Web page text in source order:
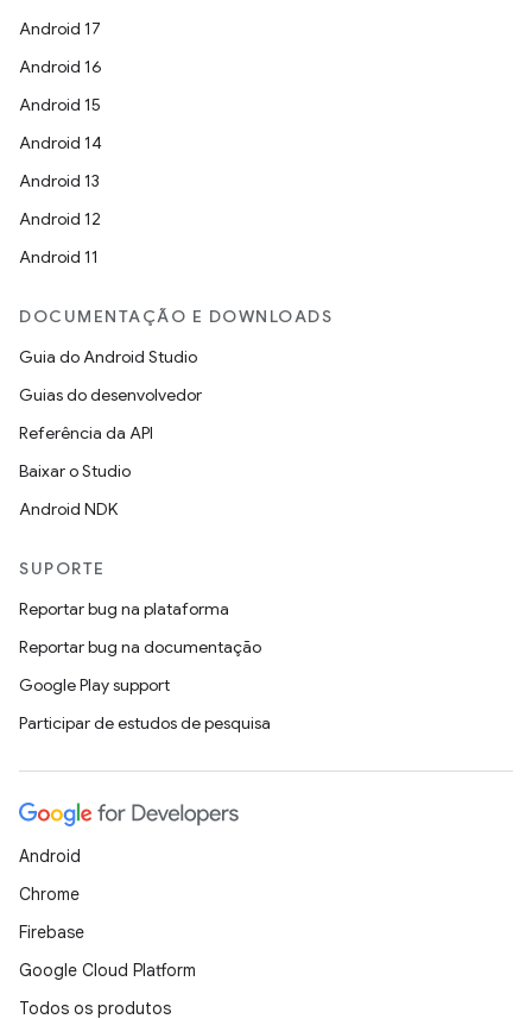
Android 17
Android 16
Android 15
Android 14
Android 13
Android 12
Android 11
DOCUMENTAÇÃO E DOWNLOADS
Guia do Android Studio
Guias do desenvolvedor
Referência da API
Baixar o Studio
Android NDK
SUPORTE
Reportar bug na plataforma
Reportar bug na documentação
Google Play support
Participar de estudos de pesquisa
Android
Chrome
Firebase
Google Cloud Platform
Todos os produtos